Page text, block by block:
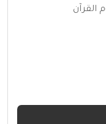
القرآن